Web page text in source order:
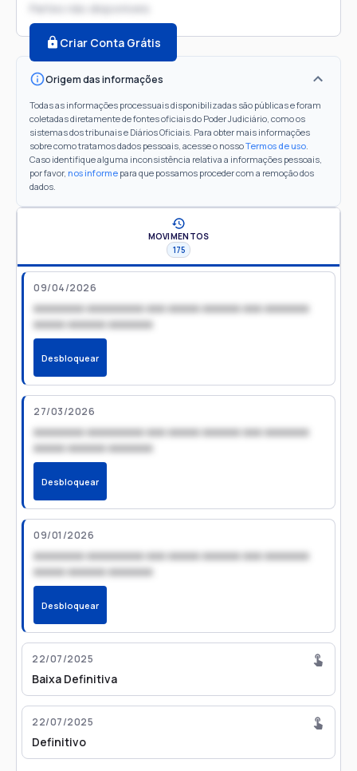
Partes não disponíveis
Criar Conta Grátis
Origem das informações
Todas as informações processuais disponibilizadas são públicas e foram
coletadas diretamente de fontes oficiais do Poder Judiciário, como os
sistemas dos tribunais e Diários Oficiais. Para obter mais informações
sobre como tratamos dados pessoais, acesse o nossoTermos de uso.
Caso identifique alguma inconsistência relativa a informações pessoais,
por favor, nos informe para que possamos proceder com a remoção dos
dados.
MOVIMENTOS
175
09/04/2026
xxxxxxxx xxxxxxxxx xxx xxxxx xxxxxx xxx xxxxxxx
xxxxx xxxxxx xxxxxxx
Desbloquear
27/03/2026
xxxxxxxx xxxxxxxxx xxx xxxxx xxxxxx xxx xxxxxxx
xxxxx xxxxxx xxxxxxx
Desbloquear
09/01/2026
xxxxxxxx xxxxxxxxx xxx xxxxx xxxxxx xxx xxxxxxx
xxxxx xxxxxx xxxxxxx
Desbloquear
22/07/2025
Baixa Definitiva
22/07/2025
Definitivo